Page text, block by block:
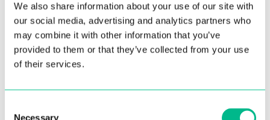
We also share information about your use of our site with
our social media, advertising and analytics partners who
may combine it with other information that you’ve
provided to them or that they’ve collected from your use
of their services.
Necessary
Cuisine privée entièrement équipée.
Elle comprend un lave-vaisselle, un four, un
micro-ondes, un réfrigérateur-congélateur et
Séjour minimum – 3 mois
Remise si vous restez plus de 6 mois
Délai de préavis de 30 jours pour terminer
votre séjour
À PARTIR DE
1550 €
TOUTES LES
FACTURES ET
SERVICES INCLUS